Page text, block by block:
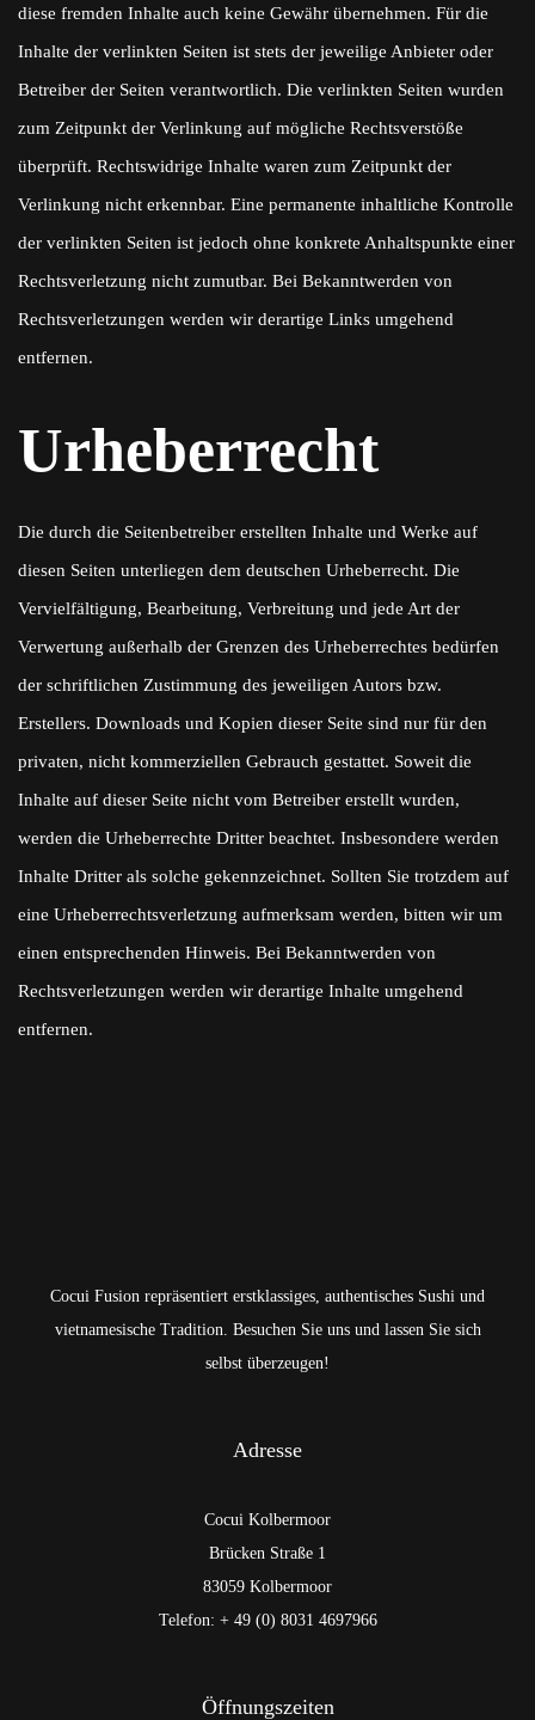
diese fremden Inhalte auch keine Gewähr übernehmen. Für die
Inhalte der verlinkten Seiten ist stets der jeweilige Anbieter oder
Betreiber der Seiten verantwortlich. Die verlinkten Seiten wurden
zum Zeitpunkt der Verlinkung auf mögliche Rechtsverstöße
überprüft. Rechtswidrige Inhalte waren zum Zeitpunkt der
Verlinkung nicht erkennbar. Eine permanente inhaltliche Kontrolle
der verlinkten Seiten ist jedoch ohne konkrete Anhaltspunkte einer
Rechtsverletzung nicht zumutbar. Bei Bekanntwerden von
Rechtsverletzungen werden wir derartige Links umgehend
entfernen.
Urheberrecht
Die durch die Seitenbetreiber erstellten Inhalte und Werke auf
diesen Seiten unterliegen dem deutschen Urheberrecht. Die
Vervielfältigung, Bearbeitung, Verbreitung und jede Art der
Verwertung außerhalb der Grenzen des Urheberrechtes bedürfen
der schriftlichen Zustimmung des jeweiligen Autors bzw.
Erstellers. Downloads und Kopien dieser Seite sind nur für den
privaten, nicht kommerziellen Gebrauch gestattet. Soweit die
Inhalte auf dieser Seite nicht vom Betreiber erstellt wurden,
werden die Urheberrechte Dritter beachtet. Insbesondere werden
Inhalte Dritter als solche gekennzeichnet. Sollten Sie trotzdem auf
eine Urheberrechtsverletzung aufmerksam werden, bitten wir um
einen entsprechenden Hinweis. Bei Bekanntwerden von
Rechtsverletzungen werden wir derartige Inhalte umgehend
entfernen.
Cocui Fusion repräsentiert erstklassiges, authentisches Sushi und
vietnamesische Tradition. Besuchen Sie uns und lassen Sie sich
selbst überzeugen!
Adresse
Cocui Kolbermoor
Brücken Straße 1
83059 Kolbermoor
Telefon: + 49 (0) 8031 4697966
Öffnungszeiten